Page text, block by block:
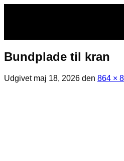
Bundplade til kran
Udgivet maj 18, 2026 den 864 ×